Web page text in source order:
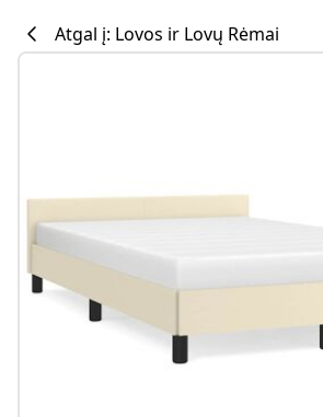
Atgal į: Lovos ir Lovų Rėmai